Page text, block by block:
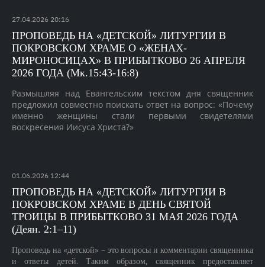
01.06.2026 12:44
ПРОПОВЕДЬ НА «ДЕТСКОЙ» ЛИТУРГИИ В
ПОКРОВСКОМ ХРАМЕ В ДЕНЬ СВЯТОЙ
ТРОИЦЫ В ПРИБЫТКОВО 31 МАЯ 2026 ГОДА
(Деян. 2:1–11)
Проповедь на «детской» – это вопросы и комментарии священника
и ответы детей. Таким образом, священник предоставляет
27.04.2026 20:16
ПРОПОВЕДЬ НА «ДЕТСКОЙ» ЛИТУРГИИ В
ПОКРОВСКОМ ХРАМЕ О «ЖЕНАХ-
МИРОНОСИЦАХ» В ПРИБЫТКОВО 26 АПРЕЛЯ
2026 ГОДА (Мк.15:43-16:8)
Размышляя над Евангельским текстом дня священник
предложил совместно поискать ответ на вопрос: «Почему
именно женщины стали первыми свидетелями
воскресения Иисуса Христа?»